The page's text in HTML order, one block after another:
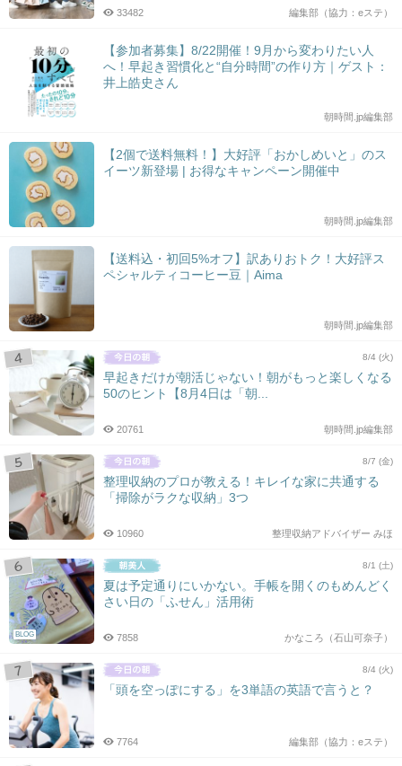
編集部（協力：eステ）
33482
【参加者募集】8/22開催！9月から変わりたい人
へ！早起き習慣化と“自分時間”の作り方｜ゲスト：
井上皓史さん
朝時間.jp編集部
【2個で送料無料！】大好評「おかしめいと」のス
イーツ新登場 | お得なキャンペーン開催中
朝時間.jp編集部
【送料込・初回5%オフ】訳ありおトク！大好評ス
ペシャルティコーヒー豆｜Aima
朝時間.jp編集部
8/4 (火)
早起きだけが朝活じゃない！朝がもっと楽しくなる
50のヒント【8月4日は「朝...
朝時間.jp編集部
20761
8/7 (金)
整理収納のプロが教える！キレイな家に共通する
「掃除がラクな収納」3つ
整理収納アドバイザー みほ
10960
BLOG
8/1 (土)
夏は予定通りにいかない。手帳を開くのもめんどく
さい日の「ふせん」活用術
かなころ（石山可奈子）
7858
8/4 (火)
「頭を空っぽにする」を3単語の英語で言うと？
編集部（協力：eステ）
7764